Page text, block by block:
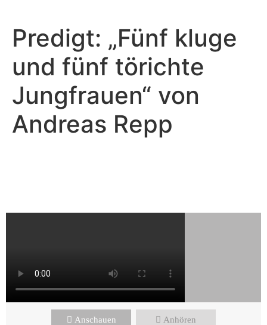
Predigt: „Fünf kluge
und fünf törichte
Jungfrauen“ von
Andreas Repp
Anschauen Anhören